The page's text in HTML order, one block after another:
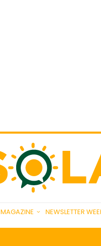
MAGAZINE NEWSLETTER